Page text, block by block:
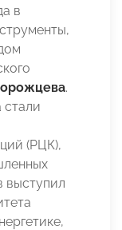
в
.
стали
(РЦК),
выступил